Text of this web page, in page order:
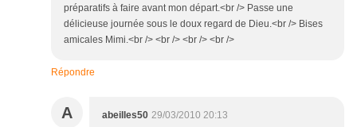
préparatifs à faire avant mon départ.<br /> Passe une
délicieuse journée sous le doux regard de Dieu.<br /> Bises
amicales Mimi.<br /> <br /> <br /> <br />
Répondre
A abeilles50 29/03/2010 20:13